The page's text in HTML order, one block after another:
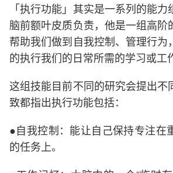
「执行功能」其实是一系列的能
脑前额叶皮质负责，他是一组高阶
帮助我们做到自我控制、管理行为
的执行我们的日常所需的学习或工
这组技能目前不同的研究会提出不
致都指出执行功能包括：
●自我控制：能让自己保持专注在
的任务上。